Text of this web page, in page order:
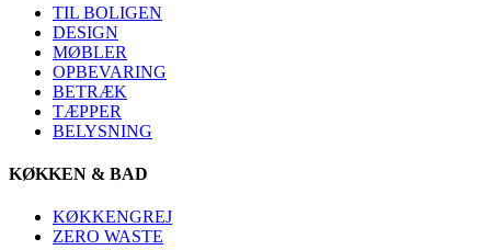
TIL BOLIGEN
DESIGN
MØBLER
OPBEVARING
BETRÆK
TÆPPER
BELYSNING
KØKKEN & BAD
KØKKENGREJ
ZERO WASTE